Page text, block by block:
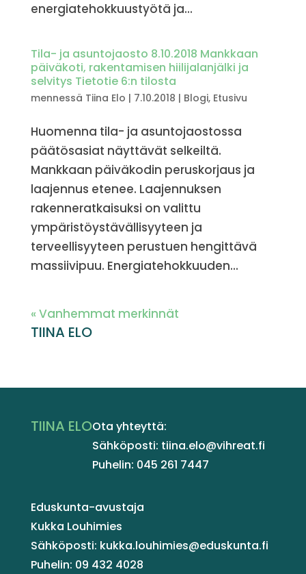
energiatehokkuustyötä ja...
Tila- ja asuntojaosto 8.10.2018 Mankkaan
päiväkoti, rakentamisen hiilijalanjälki ja
selvitys Tietotie 6:n tilosta
mennessä Tiina Elo | 7.10.2018 | Blogi, Etusivu
Huomenna tila- ja asuntojaostossa
päätösasiat näyttävät selkeiltä.
Mankkaan päiväkodin peruskorjaus ja
laajennus etenee. Laajennuksen
rakenneratkaisuksi on valittu
ympäristöystävällisyyteen ja
terveellisyyteen perustuen hengittävä
massiivipuu. Energiatehokkuuden...
« Vanhemmat merkinnät
TIINA ELO
TIINA ELOOta yhteyttä:
Sähköposti: tiina.elo@vihreat.fi
Puhelin: 045 261 7447
Eduskunta-avustaja
Kukka Louhimies
Sähköposti: kukka.louhimies@eduskunta.fi
Puhelin: 09 432 4028